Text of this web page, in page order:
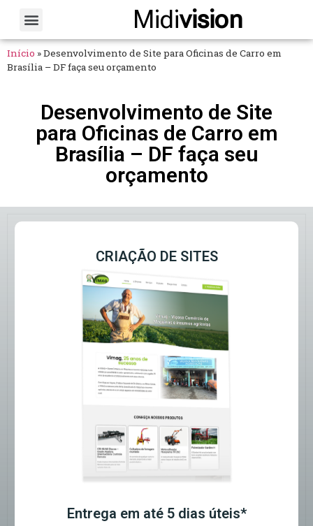
Midivision
Início »Desenvolvimento de Site para Oficinas de Carro em
Brasília – DF faça seu orçamento
Desenvolvimento de Site
para Oficinas de Carro em
Brasília – DF faça seu
orçamento
CRIAÇÃO DE SITES
Entrega em até 5 dias úteis*